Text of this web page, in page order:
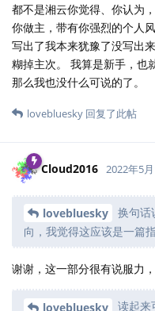
都不是湘云你觉得、你认为
你做主，带有你强烈的个人
写出了我本来犹豫了没写出
糊掉主次。 我算是新手，也
那么我也没什么可说的了。
lovebluesky 回复了此帖
Cloud2016 2022年5
lovebluesky
换句话
向，我觉得这应该是一篇
谢谢，这一部分很有说服力
lovebluesky 读起来